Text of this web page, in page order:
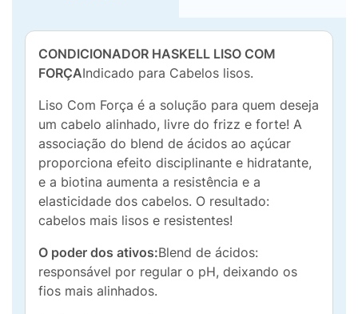
CONDICIONADOR HASKELL LISO COM
FORÇAIndicado para Cabelos lisos.
Liso Com Força é a solução para quem deseja
um cabelo alinhado, livre do frizz e forte! A
associação do blend de ácidos ao açúcar
proporciona efeito disciplinante e hidratante,
e a biotina aumenta a resistência e a
elasticidade dos cabelos. O resultado:
cabelos mais lisos e resistentes!
O poder dos ativos:Blend de ácidos:
responsável por regular o pH, deixando os
fios mais alinhados.